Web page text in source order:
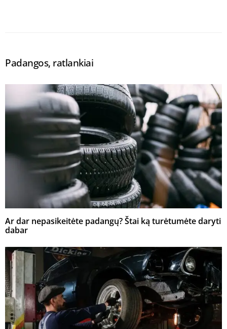
Padangos, ratlankiai
Ar dar nepasikeitėte padangų? Štai ką turėtumėte daryti
dabar